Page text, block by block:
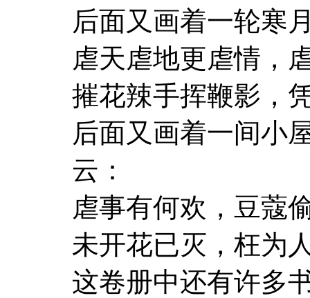
后面又画着一轮寒
虐天虐地更虐情，
摧花辣手挥鞭影，
后面又画着一间小
云：
虐事有何欢，豆蔻
未开花已灭，枉为
这卷册中还有许多